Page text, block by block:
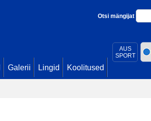
AUS
SPORT
Otsi mängijat
Galerii Lingid Koolitused